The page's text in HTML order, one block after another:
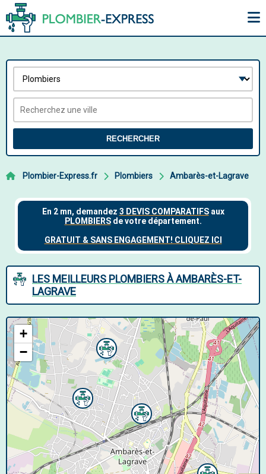
RECHERCHER
Plombier-Express.fr Plombiers Ambarès-et-Lagrave
LES MEILLEURS PLOMBIERS À AMBARÈS-ET-
LAGRAVE
+
−